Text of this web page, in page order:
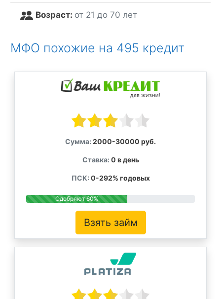
Возраст: от 21 до 70 лет
МФО похожие на 495 кредит
Сумма: 2000-30000 руб.
Ставка: 0 в день
ПСК: 0-292% годовых
Одобряют 60%
Взять займ